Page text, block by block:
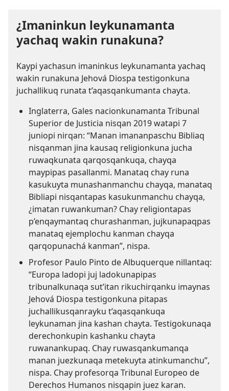
¿Imaninkun leykunamanta
yachaq wakin runakuna?
Kaypi yachasun imaninkus leykunamanta yachaq
wakin runakuna Jehová Diospa testigonkuna
juchallikuq runata t’aqasqankumanta chayta.
Inglaterra, Gales nacionkunamanta Tribunal
Superior de Justicia nisqan 2019 watapi 7
juniopi nirqan: “Manan imananpaschu Bibliaq
nisqanman jina kausaq religionkuna jucha
ruwaqkunata qarqosqankuqa, chayqa
maypipas pasallanmi. Manataq chay runa
kasukuyta munashanmanchu chayqa, manataq
Bibliapi nisqantapas kasukunmanchu chayqa,
¿imatan ruwankuman? Chay religiontapas
p’enqaymantaq churashanman, jujkunapaqpas
manataq ejemplochu kanman chayqa
qarqopunachá kanman”, nispa.
Profesor Paulo Pinto de Albuquerque nillantaq:
“Europa ladopi juj ladokunapipas
tribunalkunaqa sut’itan rikuchirqanku imaynas
Jehová Diospa testigonkuna pitapas
juchallikusqanrayku t’aqasqankuqa
leykunaman jina kashan chayta. Testigokunaqa
derechonkupin kashanku chayta
ruwanankupaq. Chay ruwasqankumanqa
manan juezkunaqa metekuyta atinkumanchu”,
nispa. Chay profesorqa Tribunal Europeo de
Derechos Humanos nisqapin juez karan.